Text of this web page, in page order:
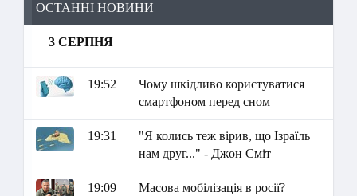
ОСТАННІ НОВИНИ
3 СЕРПНЯ
19:52
Чому шкідливо користуватися
смартфоном перед сном
19:31
"Я колись теж вірив, що Ізраїль
нам друг..." - Джон Сміт
19:09
Масова мобілізація в росії?